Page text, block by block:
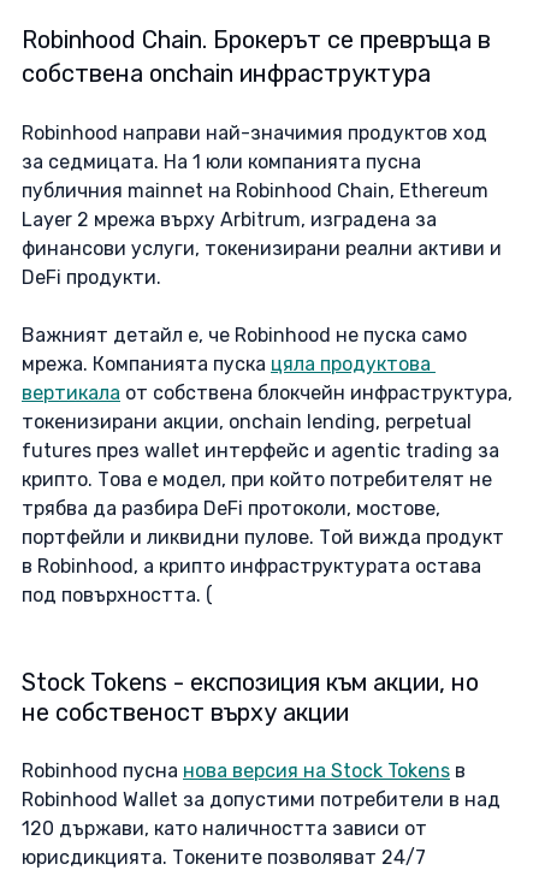
Robinhood Chain. Брокерът се превръща в
собствена onchain инфраструктура
Robinhood направи най-значимия продуктов ход
за седмицата. На 1 юли компанията пусна
публичния mainnet на Robinhood Chain, Ethereum
Layer 2 мрежа върху Arbitrum, изградена за
финансови услуги, токенизирани реални активи и
DeFi продукти.
Важният детайл е, че Robinhood не пуска само
мрежа. Компанията пуска цяла продуктова
вертикала от собствена блокчейн инфраструктура,
токенизирани акции, onchain lending, perpetual
futures през wallet интерфейс и agentic trading за
крипто. Това е модел, при който потребителят не
трябва да разбира DeFi протоколи, мостове,
портфейли и ликвидни пулове. Той вижда продукт
в Robinhood, а крипто инфраструктурата остава
под повърхността. (
Stock Tokens - експозиция към акции, но
не собственост върху акции
Robinhood пусна нова версия на Stock Tokens в
Robinhood Wallet за допустими потребители в над
120 държави, като наличността зависи от
юрисдикцията. Токените позволяват 24/7